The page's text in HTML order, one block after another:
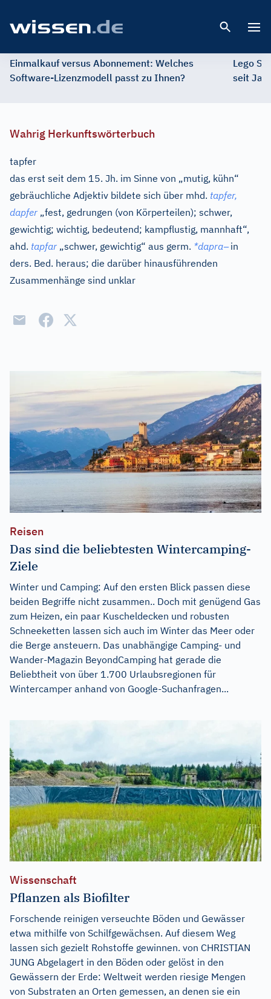
Einmalkauf versus Abonnement: Welches
Software-Lizenzmodell passt zu Ihnen?
Lego
seit
Wahrig Herkunftswörterbuch
tapfer
das erst seit dem 15. Jh. im Sinne von „mutig, kühn“
gebräuchliche Adjektiv bildete sich über mhd. tapfer,
dapfer „fest, gedrungen (von Körperteilen); schwer,
gewichtig; wichtig, bedeutend; kampflustig, mannhaft“,
ahd. tapfar „schwer, gewichtig“ aus germ. *dapra–in
ders. Bed. heraus; die darüber hinausführenden
Zusammenhänge sind unklar
Reisen
Das sind die beliebtesten Wintercamping-
Ziele
Winter und Camping: Auf den ersten Blick passen diese
beiden Begriffe nicht zusammen.. Doch mit genügend Gas
zum Heizen, ein paar Kuscheldecken und robusten
Schneeketten lassen sich auch im Winter das Meer oder
die Berge ansteuern. Das unabhängige Camping- und
Wander-Magazin BeyondCamping hat gerade die
Beliebtheit von über 1.700 Urlaubsregionen für
Wintercamper anhand von Google-Suchanfragen...
Wissenschaft
Pflanzen als Biofilter
Forschende reinigen verseuchte Böden und Gewässer
etwa mithilfe von Schilfgewächsen. Auf diesem Weg
lassen sich gezielt Rohstoffe gewinnen. von CHRISTIAN
JUNG Abgelagert in den Böden oder gelöst in den
Gewässern der Erde: Weltweit werden riesige Mengen
von Substraten an Orten gemessen, an denen sie ein